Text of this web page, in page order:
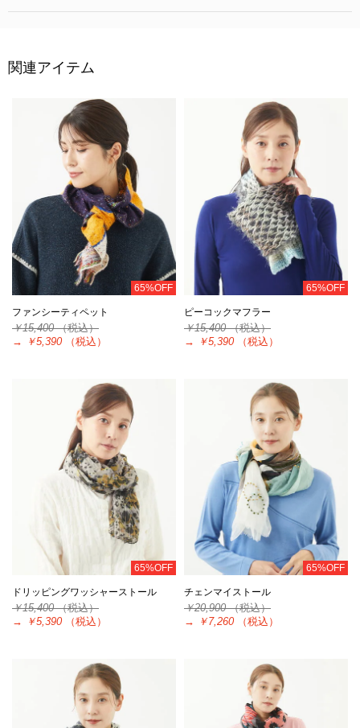
関連アイテム
65%OFF
ファンシーティペット
￥15,400（税込）
→
￥5,390 （税込）
65%OFF
ピーコックマフラー
￥15,400（税込）
→
￥5,390 （税込）
65%OFF
ドリッピングワッシャーストール
￥15,400（税込）
→
￥5,390 （税込）
65%OFF
チェンマイストール
￥20,900（税込）
→
￥7,260 （税込）